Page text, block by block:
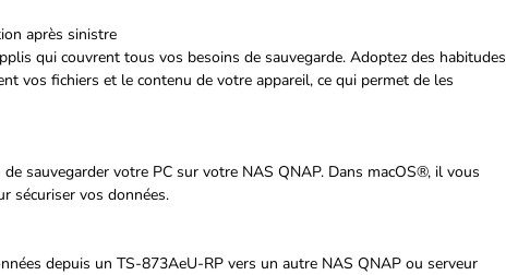
après sinistre
qui couvrent tous vos besoins de sauvegarde. Adoptez des habitudes
vos fichiers et le contenu de votre appareil, ce qui permet de les
sauvegarder votre PC sur votre NAS QNAP. Dans macOS®, il vous
sécuriser vos données.
depuis un TS-873AeU-RP vers un autre NAS QNAP ou serveur